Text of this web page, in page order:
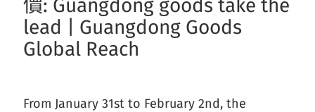
價: Guangdong goods take the
lead | Guangdong Goods
Global Reach
From January 31st to February 2nd, the